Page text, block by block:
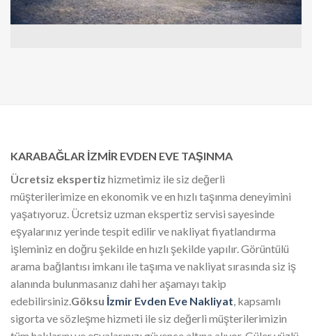
KARABAĞLAR İZMİR EVDEN EVE TAŞINMA
hizmetimiz ile siz değerli
müşterilerimize en ekonomik ve en hızlı taşınma deneyimini